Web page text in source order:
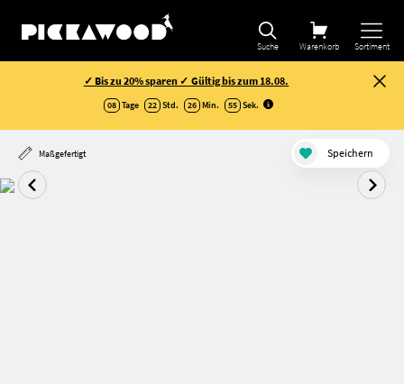
Suche Warenkorb Sortiment
✓ Bis zu 20% sparen ✓ Gültig bis zum 18.08.
08 Tage 22 Std. 26 Min. 54 Sek.
Maßgefertigt Speichern